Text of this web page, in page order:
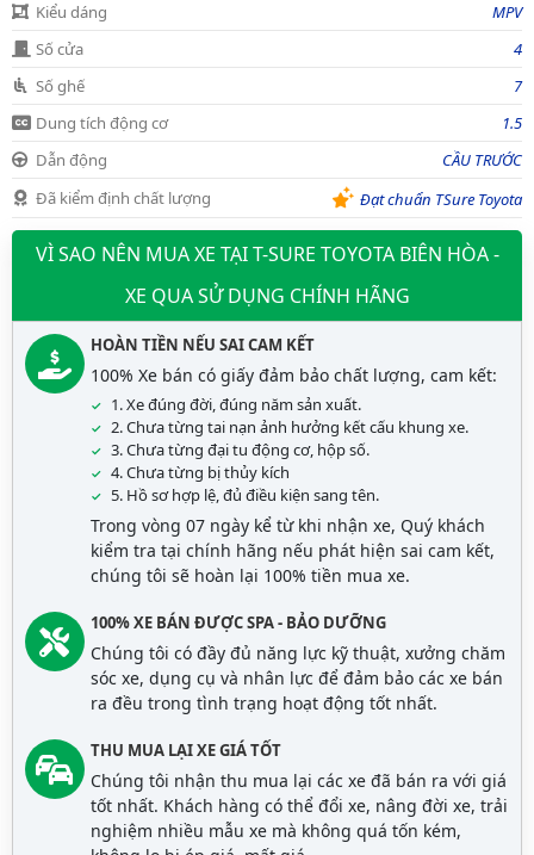
Kiểu dáng
MPV
Số cửa
4
Số ghế
7
Dung tích động cơ
1.5
Dẫn động
CẦU TRƯỚC
Đã kiểm định chất lượng
Đạt chuẩn TSure Toyota
VÌ SAO NÊN MUA XE TẠI T-SURE TOYOTA BIÊN HÒA -
XE QUA SỬ DỤNG CHÍNH HÃNG
HOÀN TIỀN NẾU SAI CAM KẾT
100% Xe bán có giấy đảm bảo chất lượng, cam kết:
1. Xe đúng đời, đúng năm sản xuất.
2. Chưa từng tai nạn ảnh hưởng kết cấu khung xe.
3. Chưa từng đại tu động cơ, hộp số.
4. Chưa từng bị thủy kích
5. Hồ sơ hợp lệ, đủ điều kiện sang tên.
Trong vòng 07 ngày kể từ khi nhận xe, Quý khách
kiểm tra tại chính hãng nếu phát hiện sai cam kết,
chúng tôi sẽ hoàn lại 100% tiền mua xe.
100% XE BÁN ĐƯỢC SPA - BẢO DƯỠNG
Chúng tôi có đầy đủ năng lực kỹ thuật, xưởng chăm
sóc xe, dụng cụ và nhân lực để đảm bảo các xe bán
ra đều trong tình trạng hoạt động tốt nhất.
THU MUA LẠI XE GIÁ TỐT
Chúng tôi nhận thu mua lại các xe đã bán ra với giá
tốt nhất. Khách hàng có thể đổi xe, nâng đời xe, trải
nghiệm nhiều mẫu xe mà không quá tốn kém,